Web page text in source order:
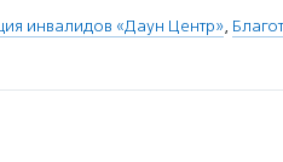
инвалидов «Даун Центр»,